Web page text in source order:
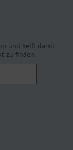
und helft damit
zu finden.